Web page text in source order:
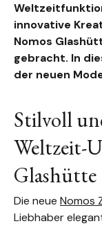
innovative
Nomos
gebracht. In
der neuen
Stilvoll
Weltzeit-
Glashütte
Die neue Nomos
Liebhaber